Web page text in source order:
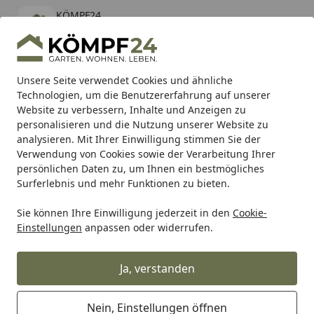
Unsere Seite verwendet Cookies und ähnliche
Technologien, um die Benutzererfahrung auf unserer
Website zu verbessern, Inhalte und Anzeigen zu
personalisieren und die Nutzung unserer Website zu
analysieren. Mit Ihrer Einwilligung stimmen Sie der
Verwendung von Cookies sowie der Verarbeitung Ihrer
persönlichen Daten zu, um Ihnen ein bestmögliches
Surferlebnis und mehr Funktionen zu bieten.
Sie können Ihre Einwilligung jederzeit in den Cookie-
Einstellungen anpassen oder widerrufen.
Ja, verstanden
Nein, Einstellungen öffnen
KÖMPF24
kostenlos - Im App Store
Hotline
Alle Produkte
Mein Konto
Suchen
Karibu Pools inkl. gratis Sandfilteranlage & Pool-
Starterset (Gesamtwert bis 468,99€)
Startseite
Zaun Sichtschutzzaun BPC & WPC Sichtschutz Zäune
TraumGarten System WPC XL